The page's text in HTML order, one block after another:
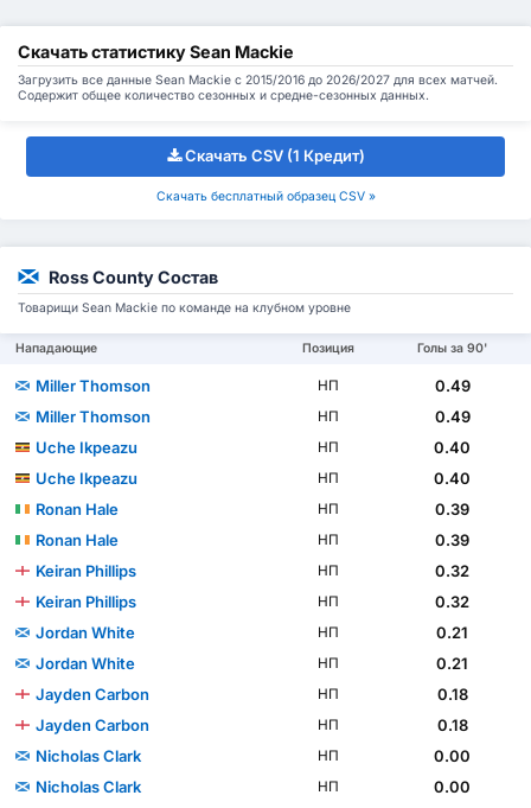
Скачать статистику Sean Mackie
Загрузить все данные Sean Mackie с 2015/2016 до 2026/2027 для всех матчей.
Содержит общее количество сезонных и средне-сезонных данных.
Скачать CSV (1 Кредит)
Скачать бесплатный образец CSV »
Ross County Состав
Товарищи Sean Mackie по команде на клубном уровне
Нападающие Позиция Голы за 90'
Miller Thomson НП
0.49
Miller Thomson
НП
0.49
Uche Ikpeazu
НП
0.40
Uche Ikpeazu
НП
0.40
Ronan Hale
НП
0.39
Ronan Hale
НП
0.39
Keiran Phillips
НП
0.32
Keiran Phillips
НП
0.32
Jordan White
НП
0.21
Jordan White
НП
0.21
Jayden Carbon
НП
0.18
Jayden Carbon
НП
0.18
Nicholas Clark
НП
0.00
Nicholas Clark
НП 0.00